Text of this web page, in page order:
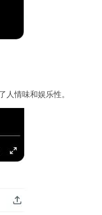
人情味和娱乐性。